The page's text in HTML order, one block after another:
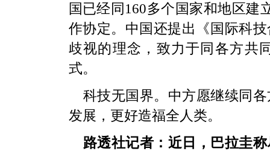
国已经同160多个国家和地区建
作协定。中国还提出《国际科
歧视的理念，致力于同各方共
式。
科技无国界。中方愿继续同
发展，更好造福全人类。
路透社记者：近日，巴拉圭